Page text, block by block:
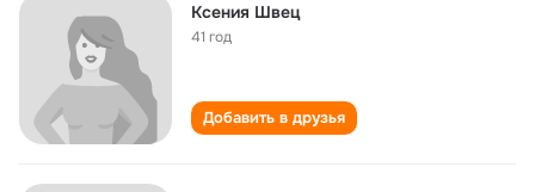
Ксения Швец
41 год
Добавить в друзья